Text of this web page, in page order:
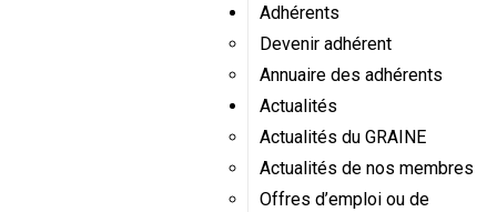
Adhérents
Devenir adhérent
Annuaire des adhérents
Actualités
Actualités du GRAINE
Actualités de nos membres
Offres d’emploi ou de